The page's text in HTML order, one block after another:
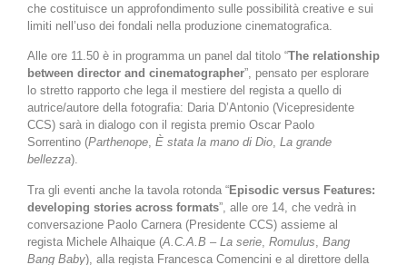
che costituisce un approfondimento sulle possibilità creative e sui
limiti nell’uso dei fondali nella produzione cinematografica.
Alle ore 11.50 è in programma un panel dal titolo “The relationship
between director and cinematographer”, pensato per esplorare
lo stretto rapporto che lega il mestiere del regista a quello di
autrice/autore della fotografia: Daria D’Antonio (Vicepresidente
CCS) sarà in dialogo con il regista premio Oscar Paolo
Sorrentino (Parthenope, È stata la mano di Dio, La grande
bellezza).
Tra gli eventi anche la tavola rotonda “Episodic versus Features:
developing stories across formats”, alle ore 14, che vedrà in
conversazione Paolo Carnera (Presidente CCS) assieme al
regista Michele Alhaique (A.C.A.B – La serie Romulus Bang
Bang Baby), alla regista Francesca Comencini e al direttore della